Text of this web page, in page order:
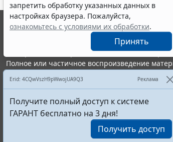
запретить обработку указанных данных в
настройках браузера. Пожалуйста,
ознакомьтесь с условиями их обработки.
Принять
Erid: 4CQwVszH9pWwojUA9Q3 Реклама
Получите полный доступ к системе
ГАРАНТ бесплатно на 3 дня!
Получить доступ
© ООО "НПП "ГАРАНТ-СЕРВИС", 2026. Система
участниками Российской ассоциации
Все права на материалы сайта ГАРАНТ.РУ
Полное или частичное воспроизведение
Портал ГАРАНТ.РУ зарегистрирован в
надзору в сфере связи,информационных
(Роскомнадзором), Эл № ФС77-58365 от 18 июня
ООО "НПП "ГАРАНТ-СЕРВИС", 119234, г. Москва,
Разработчик ЭПС Система ГАРАНТ – ООО "НПП "